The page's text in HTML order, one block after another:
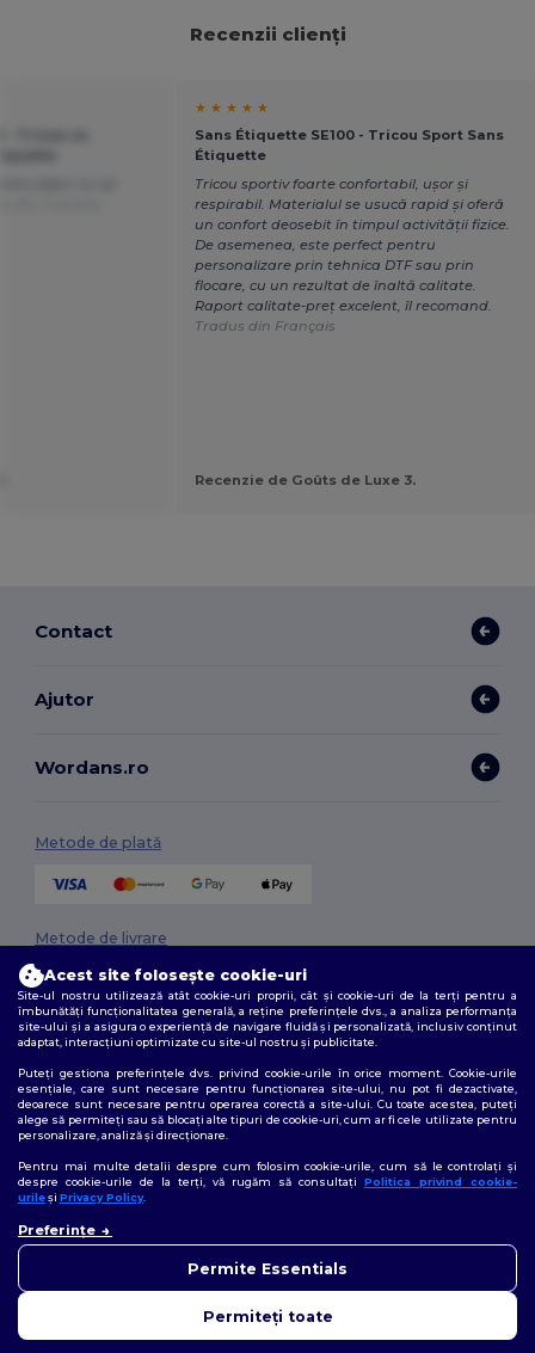
Recenzii clienți
★ ★ ★ ★ ★
Sans Étiquette SE100 - Tricou Sport Sans
Étiquette
Tricou sportiv foarte confortabil, ușor și
respirabil. Materialul se usucă rapid și oferă
un confort deosebit în timpul activității fizice.
De asemenea, este perfect pentru
personalizare prin tehnica DTF sau prin
flocare, cu un rezultat de înaltă calitate.
Raport calitate-preț excelent, îl recomand.
Tradus din Français
Recenzie de Goûts de Luxe 3.
Contact
Ajutor
Wordans.ro
Metode de plată
Metode de livrare
2026. Toate drepturile rezervate
Termeni și condiții
urile|Sitemap
Urmărește-ne
Acest site folosește cookie-uri
Site-ul nostru utilizează atât cookie-uri proprii, cât și cookie-uri de la terți pentru a
îmbunătăți funcționalitatea generală, a reține preferințele dvs., a analiza performanța
site-ului și a asigura o experiență de navigare fluidă și personalizată, inclusiv conținut
adaptat, interacțiuni optimizate cu site-ul nostru și publicitate.
Puteți gestiona preferințele dvs. privind cookie-urile în orice moment. Cookie-urile
esențiale, care sunt necesare pentru funcționarea site-ului, nu pot fi dezactivate,
deoarece sunt necesare pentru operarea corectă a site-ului. Cu toate acestea, puteți
alege să permiteți sau să blocați alte tipuri de cookie-uri, cum ar fi cele utilizate pentru
personalizare, analiză și direcționare.
Pentru mai multe detalii despre cum folosim cookie-urile, cum să le controlați și
despre cookie-urile de la terți, vă rugăm să consultați Politica privind cookie-
urileși Privacy Policy.
Preferințe
Permite Essentials
Permiteți toate
în orice moment. Chatbot-ul
ajuta.